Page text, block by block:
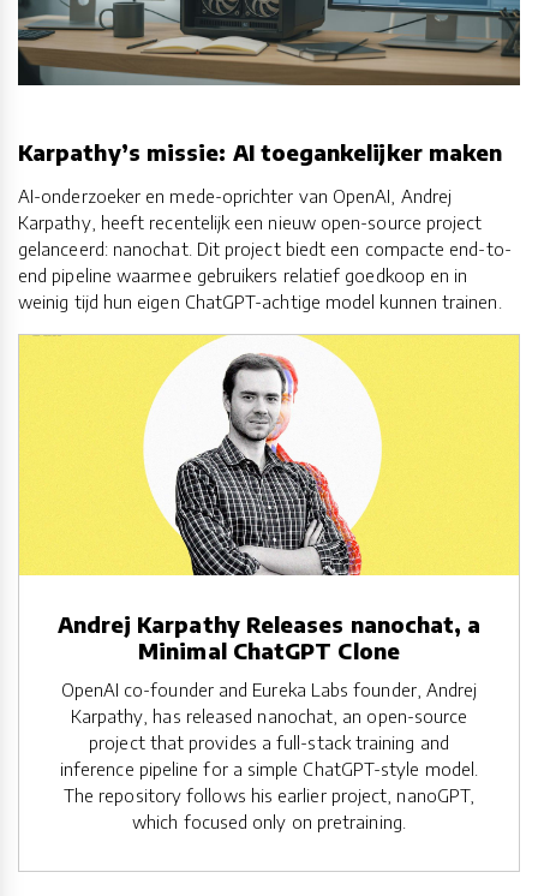
Karpathy’s missie: AI toegankelijker maken
AI-onderzoeker en mede-oprichter van OpenAI, Andrej
Karpathy, heeft recentelijk een nieuw open-source project
gelanceerd: nanochat. Dit project biedt een compacte end-to-
end pipeline waarmee gebruikers relatief goedkoop en in
weinig tijd hun eigen ChatGPT-achtige model kunnen trainen.
Andrej Karpathy Releases nanochat, a
Minimal ChatGPT Clone
OpenAI co-founder and Eureka Labs founder, Andrej
Karpathy, has released nanochat, an open-source
project that provides a full-stack training and
inference pipeline for a simple ChatGPT-style model.
The repository follows his earlier project, nanoGPT,
which focused only on pretraining.